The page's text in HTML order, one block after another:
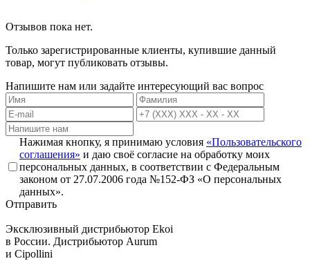
Отзывов пока нет.
Только зарегистрированные клиенты, купившие данный
товар, могут публиковать отзывы.
Напишите нам или задайте интересующий вас вопрос
Нажимая кнопку, я принимаю условия «Пользовательского
соглашения» и даю своё согласие на обработку моих
персональных данных, в соответствии с Федеральным
законом от 27.07.2006 года №152-ФЗ «О персональных
данных».
Отправить
Эксклюзивный дистрибьютор Ekoi
в России. Дистрибьютор Aurum
и Cipollini